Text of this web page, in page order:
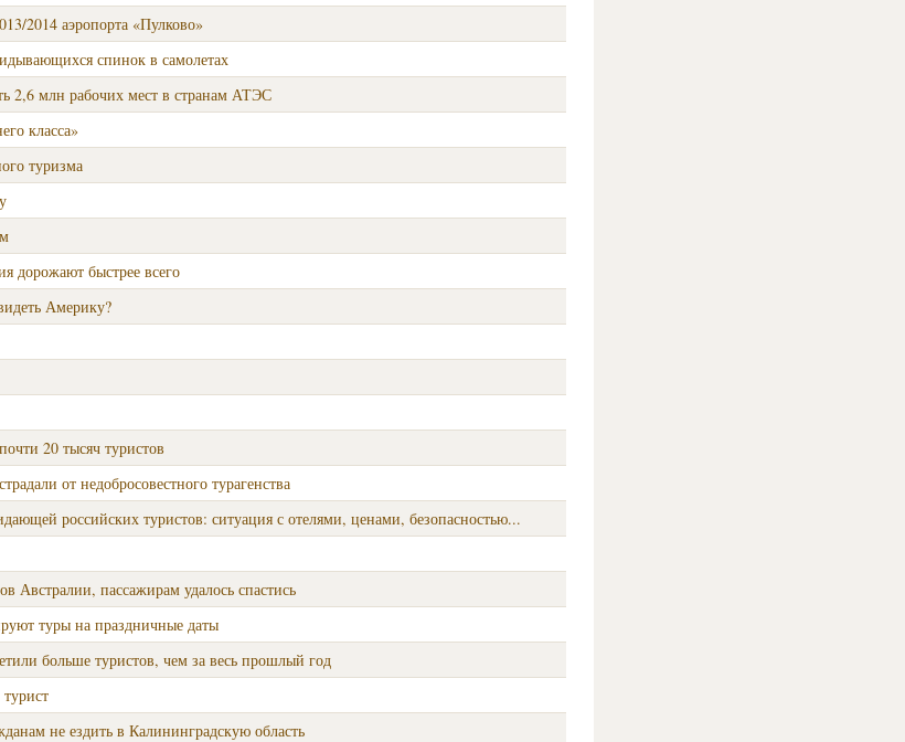
2014 аэропорта «Пулково»
спинок в самолетах
2,6 млн рабочих мест в странам АТЭС
класса»
туризма
дорожают быстрее всего
Америку?
20 тысяч туристов
от недобросовестного турагенства
российских туристов: ситуация с отелями, ценами, безопасностью...
Австралии, пассажирам удалось спастись
туры на праздничные даты
больше туристов, чем за весь прошлый год
не ездить в Калининградскую область